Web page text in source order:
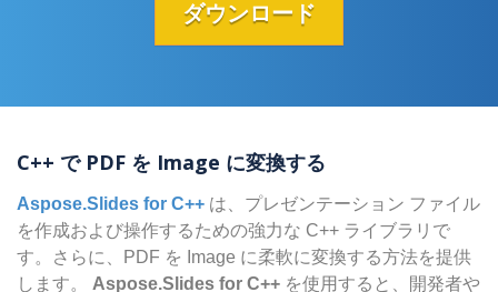
ダウンロード
C++ で PDF を Image に変換する
Aspose.Slides for C++ は、プレゼンテーション ファイル
を作成および操作するための強力な C++ ライブラリで
す。さらに、PDF を Image に柔軟に変換する方法を提供
します。 Aspose.Slides for C++ を使用すると、開発者や